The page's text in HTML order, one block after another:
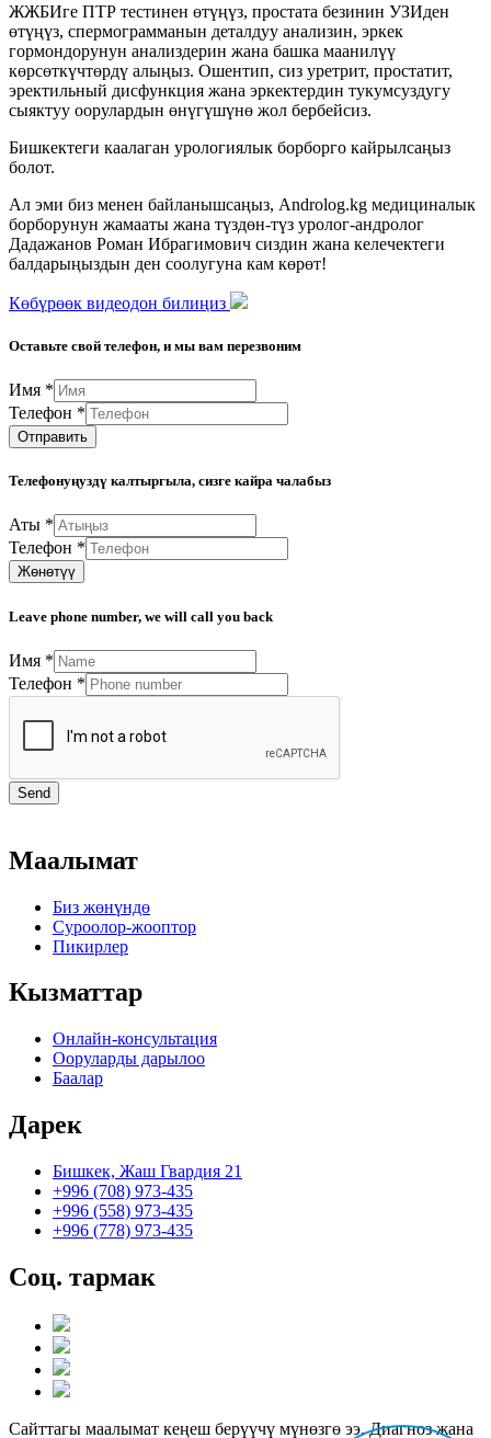
ЖЖБИге ПТР тестинен өтүңүз, простата безинин УЗИден
өтүңүз, спермограмманын деталдуу анализин, эркек
гормондорунун анализдерин жана башка маанилүү
көрсөткүчтөрдү алыңыз. Ошентип, сиз уретрит, простатит,
эректильный дисфункция жана эркектердин тукумсуздугу
сыяктуу оорулардын өнүгүшүнө жол бербейсиз.
Бишкектеги каалаган урологиялык борборго кайрылсаңыз
болот.
Ал эми биз менен байланышсаңыз, Androlog.kg медициналык
борборунун жамааты жана түздөн-түз уролог-андролог
Дадажанов Роман Ибрагимович сиздин жана келечектеги
балдарыңыздын ден соолугуна кам көрөт!
Көбүрөөк видеодон билиңиз
Оставьте свой телефон, и мы вам перезвоним
Имя *
Телефон *
Отправить
Телефонуңуздү калтыргыла, сизге кайра чалабыз
Аты *
Телефон *
Жөнөтүү
Leave phone number, we will call you back
Имя *
Телефон *
Send
Маалымат
Биз жөнүндө
Суроолор-жооптор
Пикирлер
Кызматтар
Онлайн-консультация
Ооруларды дарылоо
Баалар
Дарек
Бишкек, Жаш Гвардия 21
+996 (708) 973-435
+996 (558) 973-435
+996 (778) 973-435
Соц. тармак
Сайттагы маалымат кеңеш берүүчү мүнөзгө ээ. Диагноз жана